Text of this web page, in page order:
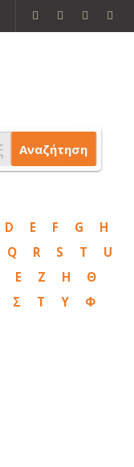
Αναζήτηση
D E F G
H
Q R S T
U
Ε Ζ Η
Θ
Σ Τ Υ
Φ